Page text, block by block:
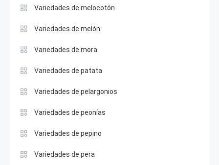
Variedades de melocotón
Variedades de melón
Variedades de mora
Variedades de patata
Variedades de pelargonios
Variedades de peonías
Variedades de pepino
Variedades de pera